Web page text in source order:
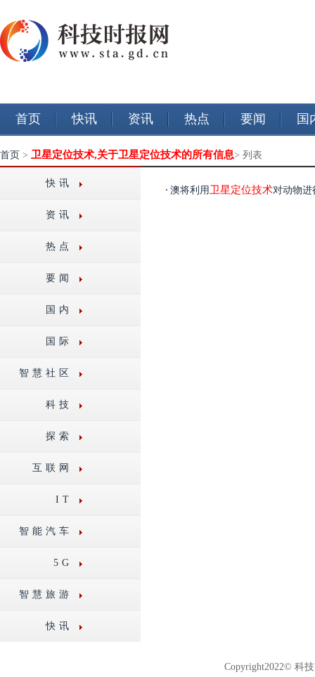
首页 快讯 资讯 热点 要闻 国
首页 > 卫星定位技术,关于卫星定位技术的所有信息> 列表
快讯
资讯
热点
要闻
国内
国际
智慧社区
科技
探索
互联网
IT
智能汽车
5G
智慧旅游
快讯
澳将利用 卫星定位技术对动物进
Copyright2022© 科